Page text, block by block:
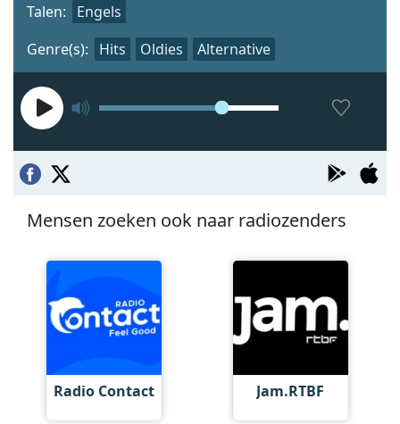
Genre(s): Hits Oldies Alternative
Talen: Engels
Mensen zoeken ook naar radiozenders
Radio Contact Jam.RTBF